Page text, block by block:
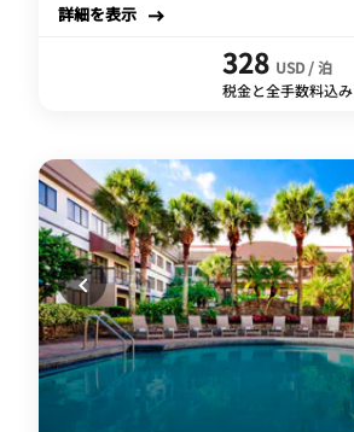
詳細を表示
328 USD / 泊
税金と全手数料込み